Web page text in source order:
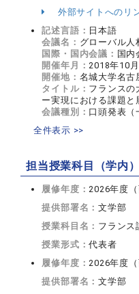
外部サイトへのリ
記述言語： 日本語
会議名： グローバル人
国際・国内会議： 国内
開催年月：2018年10月
開催地： 名城大学名古
タイトル： フランスの
ー実現における課題と
会議種別： 口頭発表（
全件表示 >>
担当授業科目（学内）
履修年度：2026年度（
提供部署名：文学部
授業科目名： フランス
授業形式：代表者
履修年度：2026年度（
提供部署名：文学部